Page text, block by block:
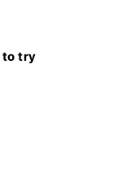
to try